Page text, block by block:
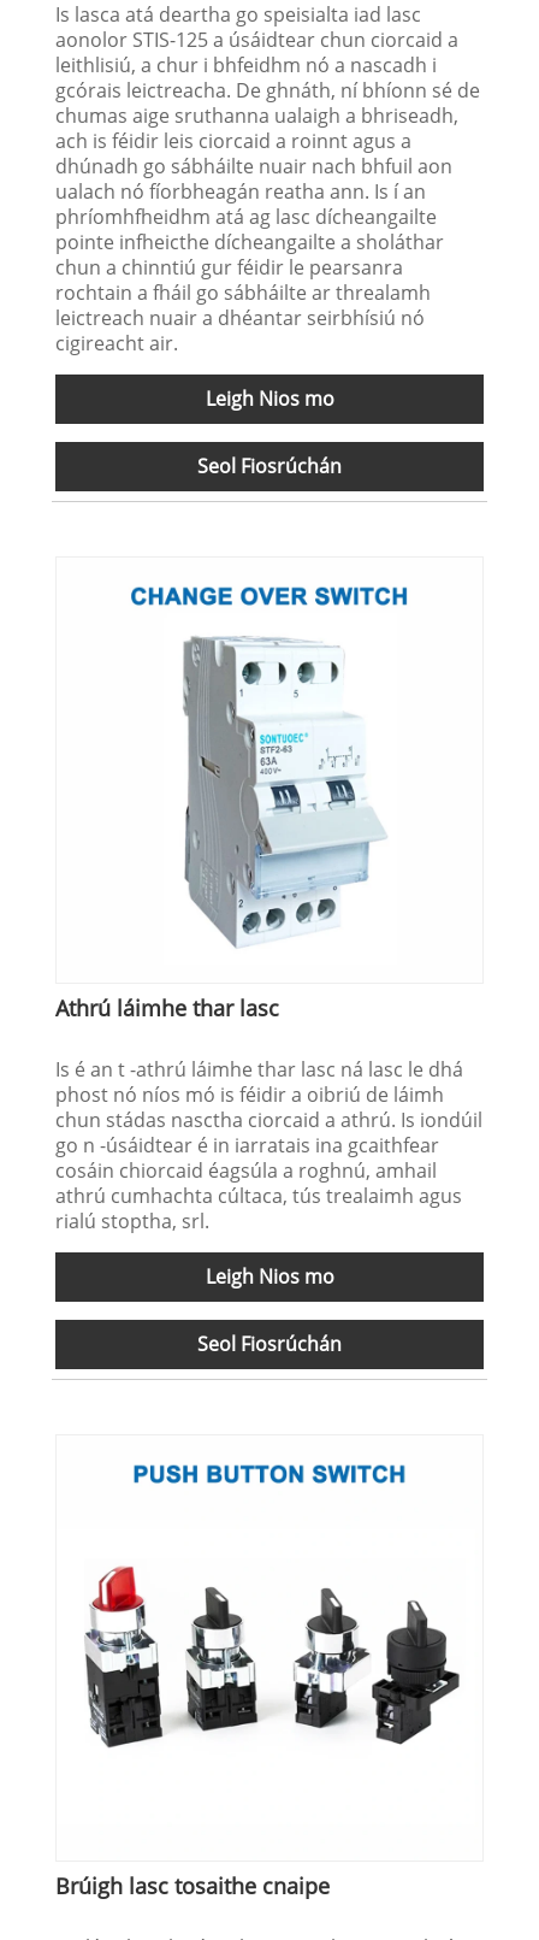
Is lasca atá deartha go speisialta iad lasc
aonolor STIS-125 a úsáidtear chun ciorcaid a
leithlisiú, a chur i bhfeidhm nó a nascadh i
gcórais leictreacha. De ghnáth, ní bhíonn sé de
chumas aige sruthanna ualaigh a bhriseadh,
ach is féidir leis ciorcaid a roinnt agus a
dhúnadh go sábháilte nuair nach bhfuil aon
ualach nó fíorbheagán reatha ann. Is í an
phríomhfheidhm atá ag lasc dícheangailte
pointe infheicthe dícheangailte a sholáthar
chun a chinntiú gur féidir le pearsanra
rochtain a fháil go sábháilte ar threalamh
leictreach nuair a dhéantar seirbhísiú nó
cigireacht air.
Leigh Nios mo
Seol Fiosrúchán
Athrú láimhe thar lasc
Is é an t -athrú láimhe thar lasc ná lasc le dhá
phost nó níos mó is féidir a oibriú de láimh
chun stádas nasctha ciorcaid a athrú. Is iondúil
go n -úsáidtear é in iarratais ina gcaithfear
cosáin chiorcaid éagsúla a roghnú, amhail
athrú cumhachta cúltaca, tús trealaimh agus
rialú stoptha, srl.
Leigh Nios mo
Seol Fiosrúchán
Brúigh lasc tosaithe cnaipe